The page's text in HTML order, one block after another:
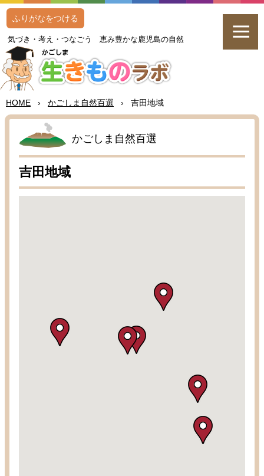
気づき・考え・つなごう恵み豊かな鹿児島の自然
ふりがなをつける
HOME › かごしま 自然百選 › 吉田地域
かごしま 自然百選
吉田地域